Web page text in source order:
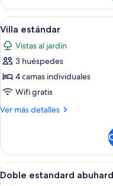
junior,
balcón
Abrir
todas
las
fotos
de
Villa
estándar
5
Villa estándar
Vistas al jardín
3 huéspedes
4 camas individuales
Wifi gratis
Ver más detalles
Más
estándar
Abrir
todas
1
Doble estandard